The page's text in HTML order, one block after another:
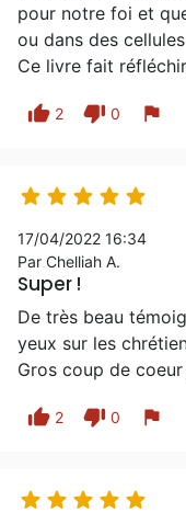
pour notre foi et
ou dans des
Ce livre fait
thumb_up 2 thumb_down 0 flag
    
17/04/2022 16:34
Par Chelliah A.
Super !
De très beau
yeux sur les
Gros coup de
thumb_up 2 thumb_down 0 flag
    